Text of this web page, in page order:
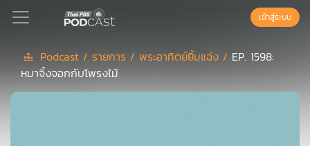
Podcast
เข้าสู่ระบบ
Podcast / รายการ /พระอาทิตย์ยิ้มแฉ่ง / EP. 1598:
หมาจิ้งจอกกับโพรงไม้